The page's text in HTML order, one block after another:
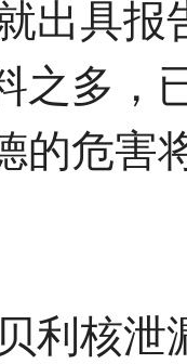
出具
之多，
的危害
利核